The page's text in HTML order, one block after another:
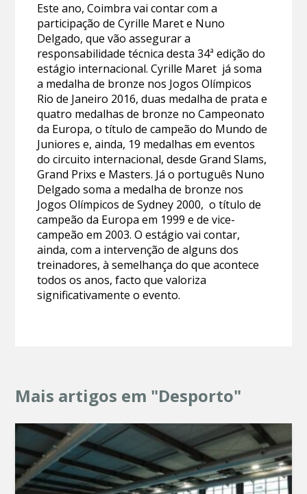
Este ano, Coimbra vai contar com a
participação de Cyrille Maret e Nuno
Delgado, que vão assegurar a
responsabilidade técnica desta 34ª edição do
estágio internacional. Cyrille Maret já soma
a medalha de bronze nos Jogos Olímpicos
Rio de Janeiro 2016, duas medalha de prata e
quatro medalhas de bronze no Campeonato
da Europa, o título de campeão do Mundo de
Juniores e, ainda, 19 medalhas em eventos
do circuito internacional, desde Grand Slams,
Grand Prixs e Masters. Já o português Nuno
Delgado soma a medalha de bronze nos
Jogos Olímpicos de Sydney 2000, o título de
campeão da Europa em 1999 e de vice-
campeão em 2003. O estágio vai contar,
ainda, com a intervenção de alguns dos
treinadores, à semelhança do que acontece
todos os anos, facto que valoriza
significativamente o evento.
Mais artigos em "Desporto"